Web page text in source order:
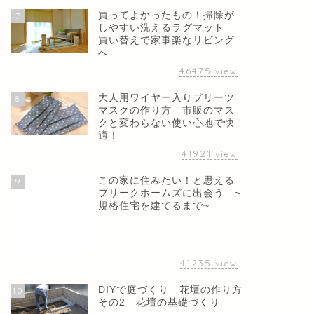
7
買ってよかったもの！掃除が
しやすい洗えるラグマット
買い替えで家事楽なリビング
へ
46475 view
8
大人用ワイヤー入りプリーツ
マスクの作り方 市販のマス
クと変わらない使い心地で快
適！
41921 view
9
この家に住みたい！と思える
フリークホームズに出会う ~
規格住宅を建てるまで~
41235 view
10
DIYで庭づくり 花壇の作り方
その2 花壇の基礎づくり